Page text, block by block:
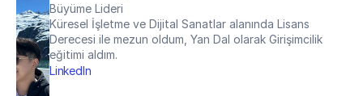
Büyüme Lideri
Küresel İşletme ve Dijital Sanatlar alanında Lisans
Derecesi ile mezun oldum, Yan Dal olarak Girişimcilik
eğitimi aldım.
LinkedIn